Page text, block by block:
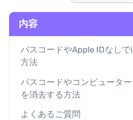
内容
パスコードやApple IDなし
方法
パスコードやコンピュータ
を消去する方法
よくあるご質問